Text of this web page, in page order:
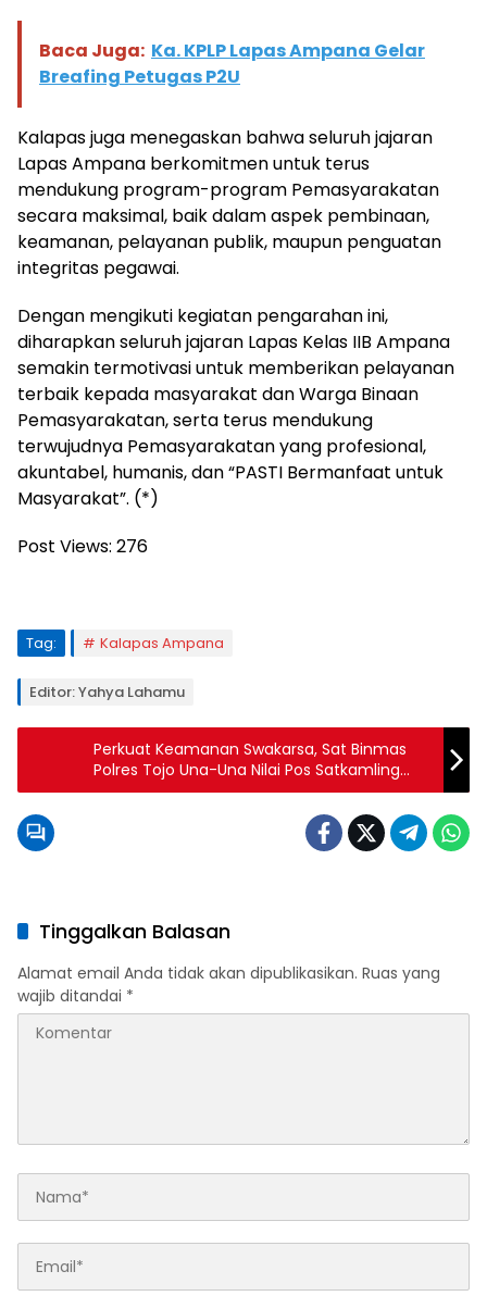
Baca Juga: Ka. KPLP Lapas Ampana Gelar
Breafing Petugas P2U
Kalapas juga menegaskan bahwa seluruh jajaran
Lapas Ampana berkomitmen untuk terus
mendukung program-program Pemasyarakatan
secara maksimal, baik dalam aspek pembinaan,
keamanan, pelayanan publik, maupun penguatan
integritas pegawai.
Dengan mengikuti kegiatan pengarahan ini,
diharapkan seluruh jajaran Lapas Kelas IIB Ampana
semakin termotivasi untuk memberikan pelayanan
terbaik kepada masyarakat dan Warga Binaan
Pemasyarakatan, serta terus mendukung
terwujudnya Pemasyarakatan yang profesional,
akuntabel, humanis, dan “PASTI Bermanfaat untuk
Masyarakat”. (*)
Post Views: 276
Tag: Kalapas Ampana
Editor: Yahya Lahamu
Perkuat Keamanan Swakarsa, Sat Binmas
Polres Tojo Una-Una Nilai Pos Satkamling
Desa Sabo
Tinggalkan Balasan
Alamat email Anda tidak akan dipublikasikan. Ruas yang
wajib ditandai *